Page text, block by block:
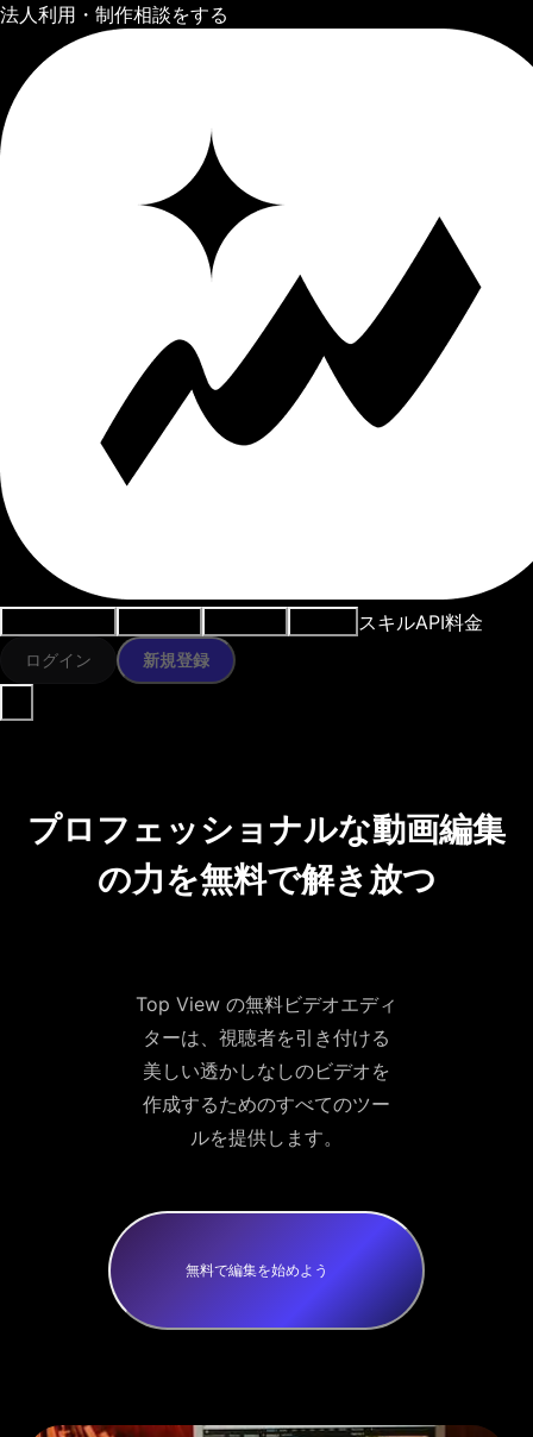
法人利用・制作相談をする
スキルAPI料金
ログイン 新規登録
プロフェッショナルな動画編集
の力を無料で解き放つ
Top View の無料ビデオエディ
ターは、視聴者を引き付ける
美しい透かしなしのビデオを
作成するためのすべてのツー
ルを提供します。
無料で編集を始めよう